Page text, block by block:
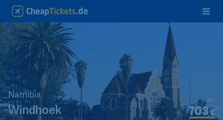
Namibia
Windhoek €
703
ab